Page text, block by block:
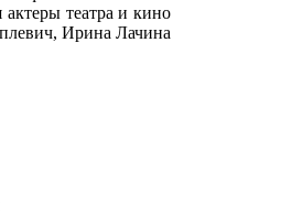
актеры театра и кино
Ирина Лачина